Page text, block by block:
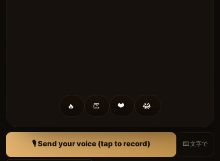
🔥 👏 ❤️ 😂
🎙 Send your voice (tap to record) ⌨️ 文字で